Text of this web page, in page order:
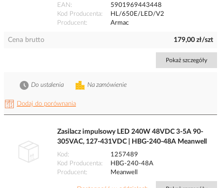
EAN
5901969443448
Kod Producenta
HL/650E/LED/V2
Producent
Armac
Cena brutto 179,00 zł/szt
Pokaż szczegóły
Dodaj do porównania
Na zamówienie
Do ustalenia
Zasilacz impulsowy LED 240W 48VDC 3-5A 90-
305VAC, 127-431VDC | HBG-240-48A Meanwell
Kod
1257489
Kod Producenta
HBG-240-48A
Producent
Meanwell